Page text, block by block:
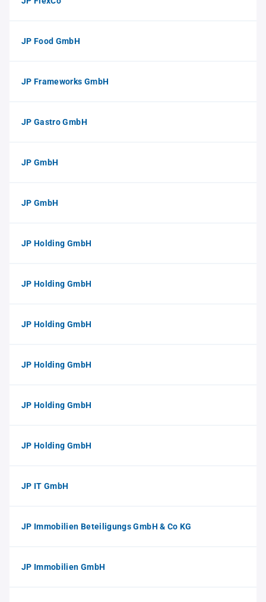
JP Food GmbH
JP Frameworks GmbH
JP Gastro GmbH
JP GmbH
JP GmbH
JP Holding GmbH
JP Holding GmbH
JP Holding GmbH
JP Holding GmbH
JP Holding GmbH
JP Holding GmbH
JP IT GmbH
JP Immobilien Beteiligungs GmbH & Co KG
JP Immobilien GmbH